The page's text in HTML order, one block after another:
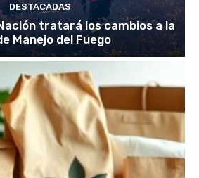
DESTACADAS
tratará los cambios a la
Manejo del Fuego